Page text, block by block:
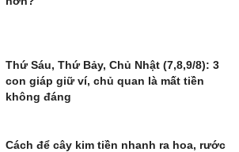
Thứ Sáu, Thứ Bảy, Chủ Nhật (7,8,9/8): 3
con giáp giữ ví, chủ quan là mất tiền
không đáng
Cách để cây kim tiền nhanh ra hoa, rước